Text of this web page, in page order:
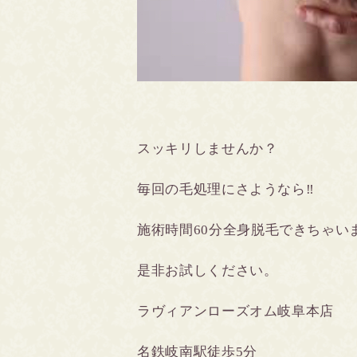
スッキリしませんか？
毎回の毛処理にさようなら‼️
施術時間60分全身脱毛できちゃい
是非お試しください。
ラヴィアンローズオム岐阜本店
名鉄岐南駅徒歩5分